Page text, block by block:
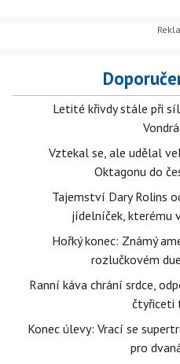
Letité křivdy stále při
Vztekal se, ale udělal
Oktagonu do
Tajemství Dary Rolins
jídelníček, kterému
Hořký konec: Známý
rozlučkovém
Ranní káva chrání srdce,
čtyřiceti
Konec úlevy: Vrací se
pro